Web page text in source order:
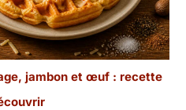
jambon et œuf : recette